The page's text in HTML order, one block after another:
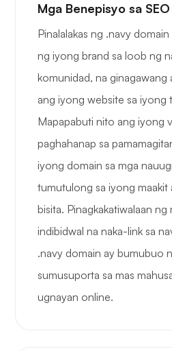
Mga Benepisyo sa SEO
Pinalalakas ng .navy
ng iyong brand sa loob ng
komunidad, na ginagawang
ang iyong website sa iyong
Mapapabuti nito ang iyong
paghahanap sa
iyong domain sa mga
tumutulong sa iyong maakit
bisita. Pinagkakatiwalaan
indibidwal na naka-link sa
.navy domain ay bumubuo
sumusuporta sa mas
ugnayan online.